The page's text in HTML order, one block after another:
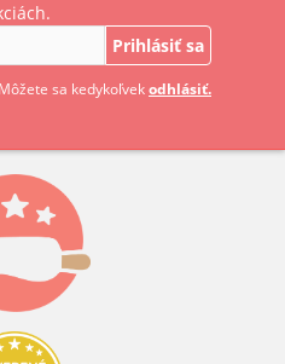
Prihlásiť sa
sa kedykoľvekodhlásiť.